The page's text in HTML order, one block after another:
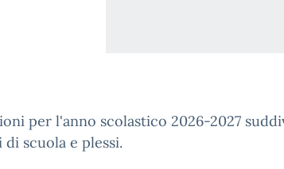
per l'anno scolastico 2026-2027
scuola e plessi.